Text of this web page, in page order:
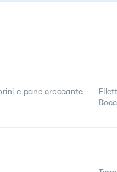
e pane croccante